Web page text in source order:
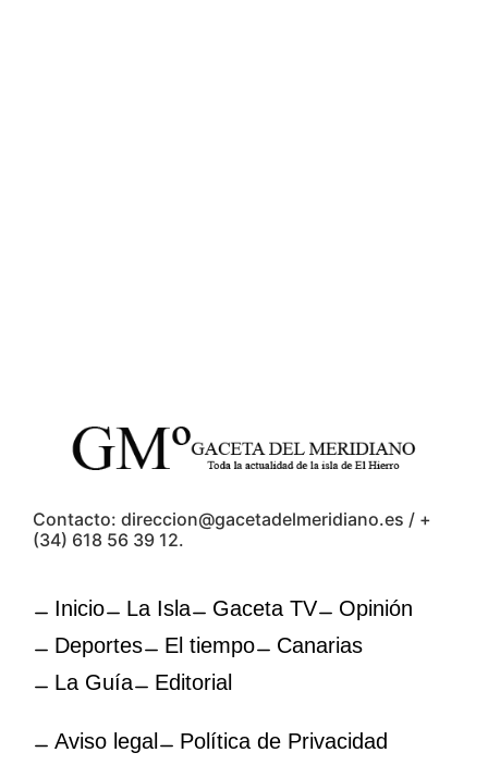
Contacto: direccion@gacetadelmeridiano.es / +
(34) 618 56 39 12.
Inicio La Isla Gaceta TV
Opinión
Deportes
El tiempo
Canarias
La Guía
Editorial
Aviso legal
Política de Privacidad